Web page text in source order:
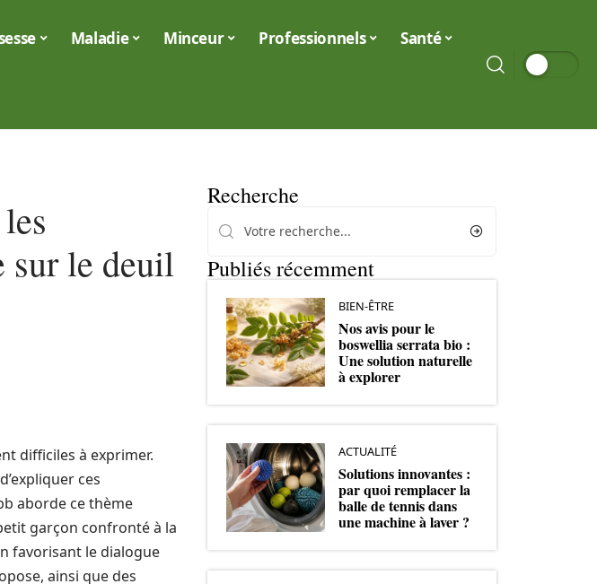
Maladie Minceur Professionnels Santé
sur le deuil
difficiles à exprimer.
ces
aborde ce thème
garçon confronté à la
favorisant le dialogue
ainsi que des
Recherche
Publiés récemment
BIEN-ÊTRE
Nos avis pour le
boswellia serrata bio :
Une solution naturelle
à explorer
ACTUALITÉ
Solutions innovantes :
par quoi remplacer la
balle de tennis dans
une machine à laver ?